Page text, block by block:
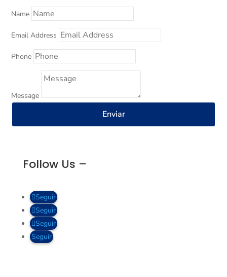
Name
Email Address
Phone
Message
Enviar
Follow Us –
Seguir
Seguir
Seguir
Seguir